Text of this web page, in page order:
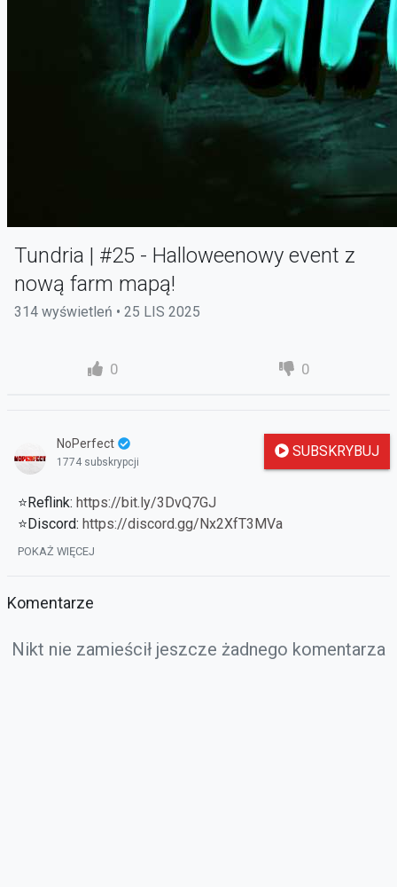
Tundria | #25 - Halloweenowy event z
nową farm mapą!
314 wyświetleń • 25 LIS 2025
0 0
NoPerfect
1774 subskrypcji
SUBSKRYBUJ
⭐Reflink: https://bit.ly/3DvQ7GJ
⭐Discord: https://discord.gg/Nx2XfT3MVa
⭐Poprzednie odcinki:
POKAŻ WIĘCEJ
Komentarze
Nikt nie zamieścił jeszcze żadnego komentarza